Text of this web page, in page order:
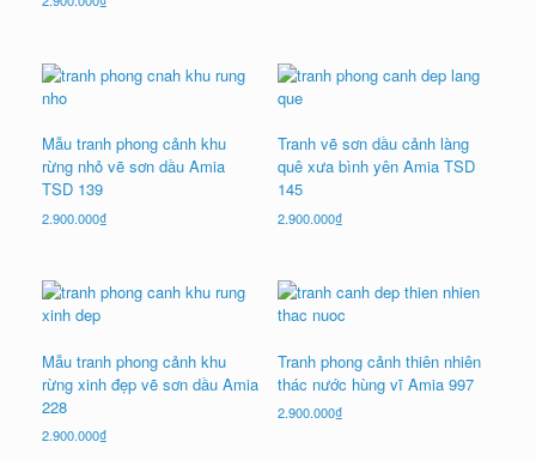
Mẫu tranh phong cảnh khu
rừng nhỏ vẽ sơn dầu Amia
TSD 139
2.900.000₫
Tranh vẽ sơn dầu cảnh làng
quê xưa bình yên Amia TSD
145
2.900.000₫
Mẫu tranh phong cảnh khu
rừng xinh đẹp vẽ sơn dầu Amia
228
2.900.000₫
Tranh phong cảnh thiên nhiên
thác nước hùng vĩ Amia 997
2.900.000₫